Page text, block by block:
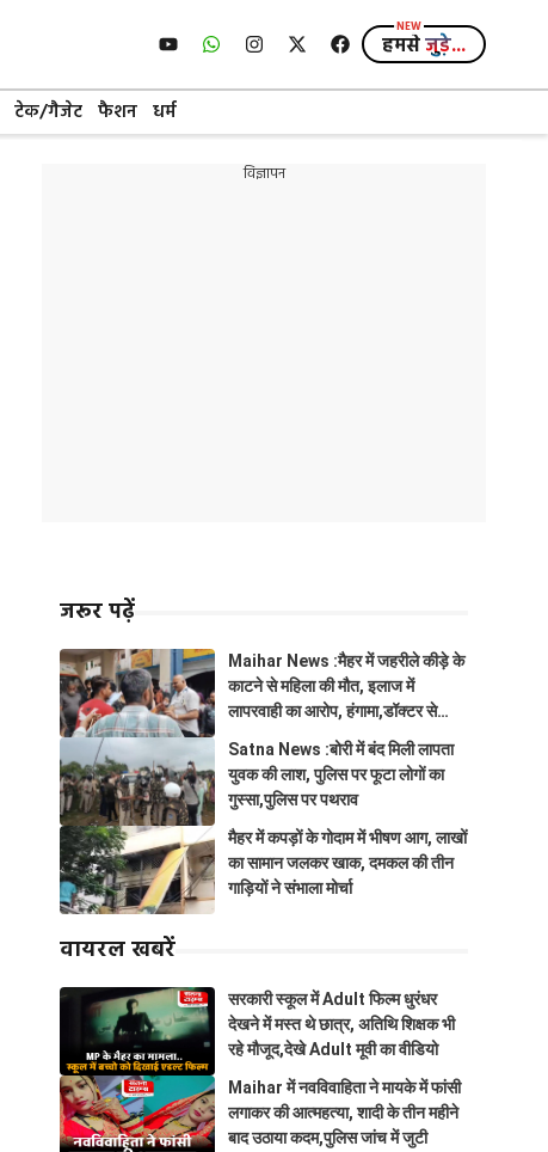
हमसेजुड़े...
टेक/गैजेट फैशन धर्म
विज्ञापन
जरूर पढ़ें
Maihar News :मैहर में जहरीले कीड़े के
काटने से महिला की मौत, इलाज में
लापरवाही का आरोप, हंगामा,डॉक्टर से
Satna News :बोरी में बंद मिली लापता
युवक की लाश, पुलिस पर फूटा लोगों का
गुस्सा,पुलिस पर पथराव
मैहर में कपड़ों के गोदाम में भीषण आग, लाखों
का सामान जलकर खाक, दमकल की तीन
गाड़ियों ने संभाला मोर्चा
वायरल खबरें
सरकारी स्कूल में Adult फिल्म धुरंधर
देखने में मस्त थे छात्र, अतिथि शिक्षक भी
रहे मौजूद,देखे Adult मूवी का वीडियो
Maihar में नवविवाहिता ने मायके में फांसी
लगाकर की आत्महत्या, शादी के तीन महीने
बाद उठाया कदम,पुलिस जांच में जुटी